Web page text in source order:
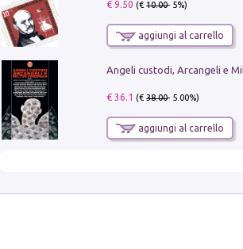
€ 9.50 (€10.00- 5%)
aggiungi al carrello
Angeli custodi, Arcangeli e
€ 36.1 (€38.00- 5.00%)
aggiungi al carrello